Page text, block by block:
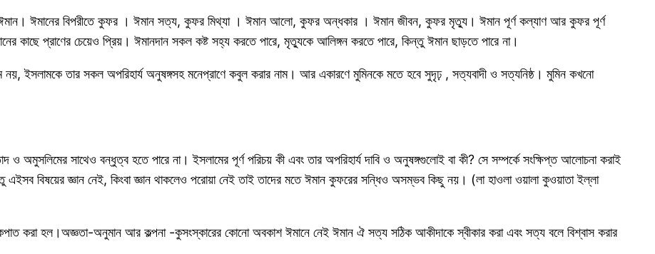
ঈমানের বিপরীতে কুফর । ঈমান সত্য, কুফর মিথ্যা । ঈমান আলো, কুফর অন্ধকার । ঈমান জীবন, কুফর মৃত্যু। ঈমান পূর্ণ কল্যাণ আর কুফর পূর্ণ
প্রাণের চেয়েও প্রিয়। ঈমানদান সকল কষ্ট সহ্য করতে পারে, মৃত্যুকে আলিঙ্গন করতে পারে, কিন্তু ঈমান ছাড়তে পারে না।
ইসলামকে তার সকল অপরিহার্য অনুষঙ্গসহ মনেপ্রাণে কবুল করার নাম। আর একারণে মুমিনকে মতে হবে সুদৃঢ় , সত্যবাদী ও সত্যনিষ্ঠ। মুমিন কখনো
ও অমুসলিমের সাথেও বন্ধুত্ব হতে পারে না। ইসলামের পূর্ণ পরিচয় কী এবং তার অপরিহার্য দাবি ও অনুষঙ্গগুলোই বা কী? সে সম্পর্কে সংক্ষিপ্ত আলোচনা করাই
বিষয়ের জ্ঞান নেই, কিংবা জ্ঞান থাকলেও পরোয়া নেই তাই তাদের মতে ঈমান কুফরের সন্ধিও অসম্ভব কিছু নয়। (লা হাওলা ওয়ালা কুওয়াতা ইল্লা
করা হল।অজ্ঞতা-অনুমান আর কল্পনা -কুসংস্কারের কোনো অবকাশ ঈমানে নেই ঈমান ঐ সত্য সঠিক আকীদাকে স্বীকার করা এবং সত্য বলে বিশ্বাস করার